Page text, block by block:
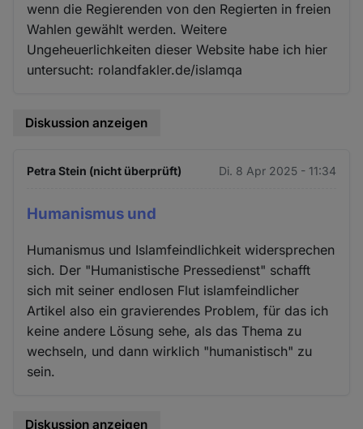
wenn die Regierenden von den Regierten in freien
Wahlen gewählt werden. Weitere
Ungeheuerlichkeiten dieser Website habe ich hier
untersucht: rolandfakler.de/islamqa
Diskussion anzeigen
Petra Stein (nicht überprüft) Di. 8 Apr 2025 - 11:34
Humanismus und
Humanismus und Islamfeindlichkeit widersprechen
sich. Der "Humanistische Pressedienst" schafft
sich mit seiner endlosen Flut islamfeindlicher
Artikel also ein gravierendes Problem, für das ich
keine andere Lösung sehe, als das Thema zu
wechseln, und dann wirklich "humanistisch" zu
sein.
Diskussion anzeigen